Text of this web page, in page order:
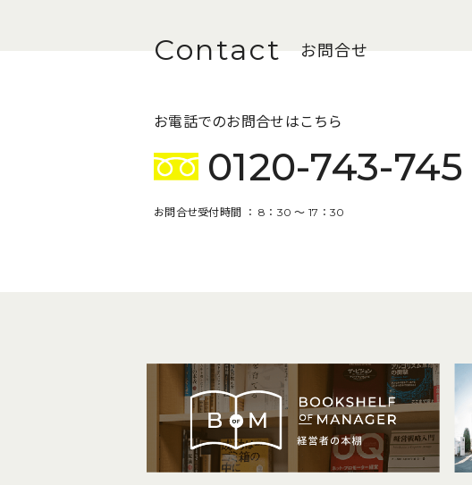
お問合せ
お電話でのお問合せはこちら
0120-743-745
お問合せ受付時間 ： 8：30 〜 17：30